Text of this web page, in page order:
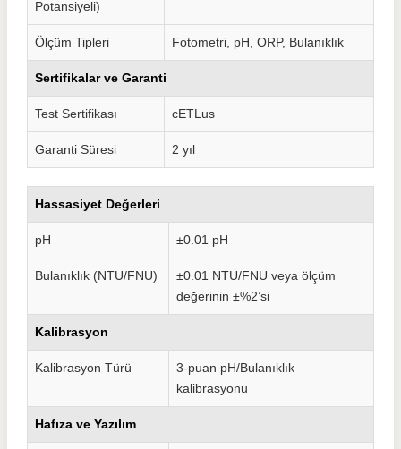
Potansiyeli)
Ölçüm Tipleri Fotometri, pH, ORP, Bulanıklık
Sertifikalar ve Garanti
Test Sertifikası cETLus
Garanti Süresi 2 yıl
Hassasiyet Değerleri
pH ±0.01 pH
Bulanıklık (NTU/FNU)
±0.01 NTU/FNU veya ölçüm
değerinin ±%2’si
Kalibrasyon
Kalibrasyon Türü
3-puan pH/Bulanıklık
kalibrasyonu
Hafıza ve Yazılım